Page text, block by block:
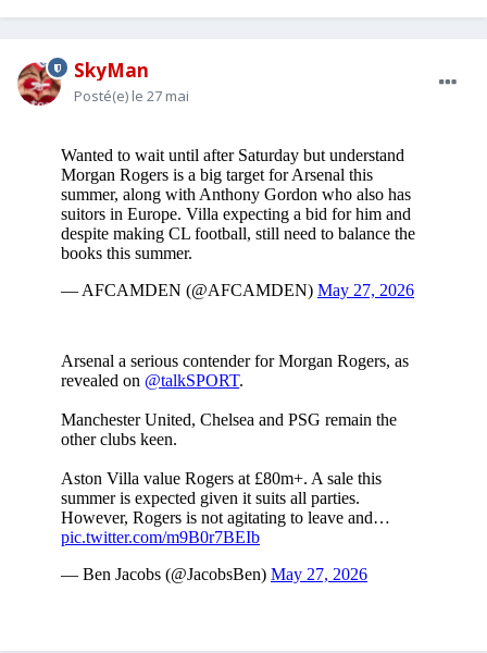
SkyMan
Posté(e) le 27 mai